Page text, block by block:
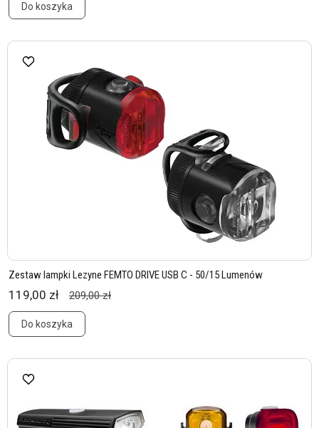
Do koszyka
Zestaw lampki Lezyne FEMTO DRIVE USB C - 50/15 Lumenów
119,00 zł 209,00 zł
Do koszyka